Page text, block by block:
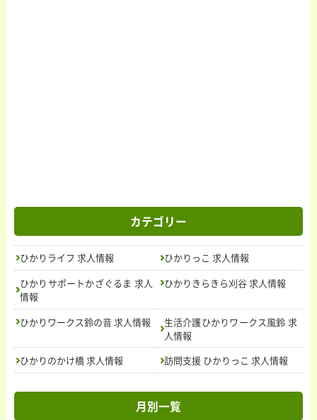
トップ
ニュース＆トピックス
お問い合わせ
活動内容
ごあいさつ
授産製品の紹介
求人情報
カテゴリー
ひかりライフ 求人情報
ひかりっこ 求人情報
ひかりサポートかざぐるま 求人
情報
ひかりきらきら刈谷 求人情報
ひかりワークス鈴の音 求人情報
生活介護ひかりワークス風鈴 求
人情報
ひかりのかけ橋 求人情報
訪問支援 ひかりっこ 求人情報
月別一覧